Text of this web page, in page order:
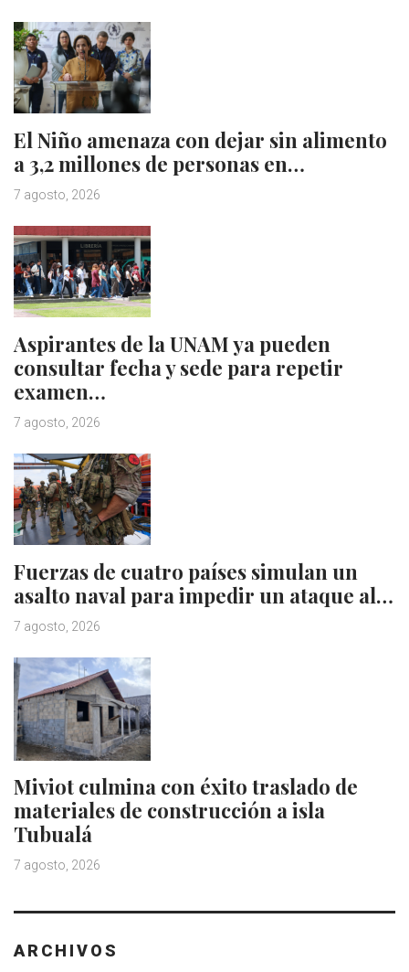
El Niño amenaza con dejar sin alimento
a 3,2 millones de personas en…
7 agosto, 2026
Aspirantes de la UNAM ya pueden
consultar fecha y sede para repetir
examen…
7 agosto, 2026
Fuerzas de cuatro países simulan un
asalto naval para impedir un ataque al…
7 agosto, 2026
Miviot culmina con éxito traslado de
materiales de construcción a isla
Tubualá
7 agosto, 2026
ARCHIVOS